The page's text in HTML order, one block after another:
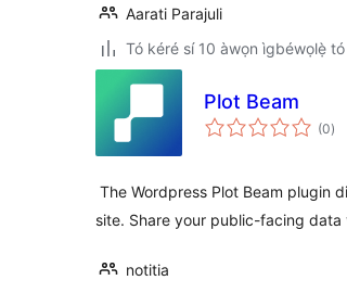
Aarati Parajuli
Tó kéré sí 10 àwọn ìgbéwọlẹ̀
Plot Beam
(0)
The Wordpress Plot Beam plugin
site. Share your public-facing
notitia